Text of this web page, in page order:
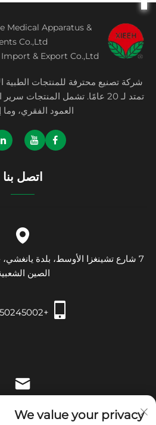
Medical Apparatus &
Co.,Ltd
& Export Co.,Ltd.
شركة تصنيع محترفة للمنتجات الطبية
تمتد لـ 20 عامًا. تشمل المنتجات
العمود الفقري،
اتصل بنا
الصين
+86-15150245002
We value your privacy